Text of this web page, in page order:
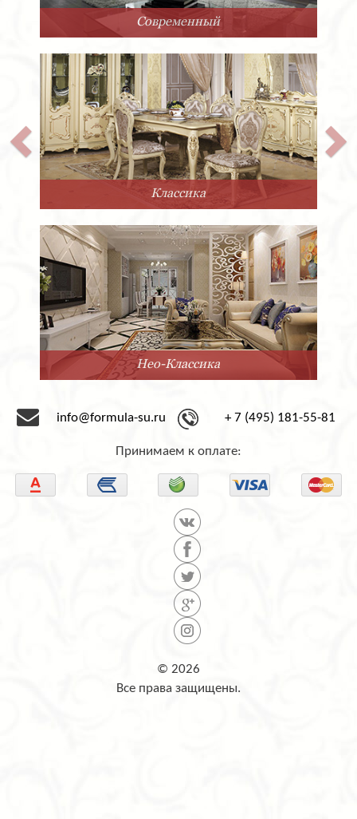
Современный
Классика
Нео-Классика
info@formula-su.ru + 7 (495) 181-55-81
Принимаем к оплате:
© 2026
Все права защищены.